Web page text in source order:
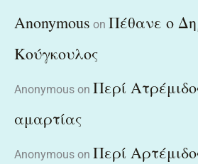
Anonymous on Πέθανε ο
Κούγκουλος
Anonymous on Περί
αμαρτίας
Anonymous on Περί